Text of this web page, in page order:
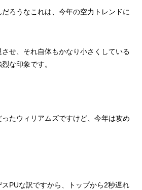
ろうなこれは、今年の空力トレンドに
せ、それ自体もかなり小さくしている
な印象です。
たウィリアムズですけど、今年は攻め
PUな訳ですから、トップから2秒遅れ